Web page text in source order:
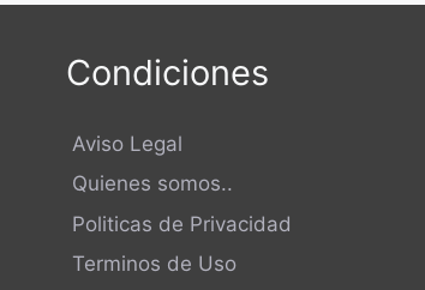
Condiciones
Aviso Legal
Quienes somos..
Politicas de Privacidad
Terminos de Uso